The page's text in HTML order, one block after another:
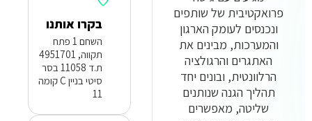
פרואקטיבית של שותפים
ונכנסים לעומק הארגון
והמערכות, מבינים את
האתגרים והרגולציה
הרלוונטית, ובונים יחד
תהליך הגנה שנותנים
שליטה, מאפשרים
בקרו אותנו
השחם 1 פתח
תקווה, 4951701
ת.ד 11058 בסר
סיטי בניין C קומה
11